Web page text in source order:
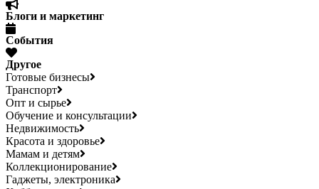
Блоги и маркетинг
События
Другое
Готовые бизнесы
Транспорт
Опт и сырье
Обучение и консультации
Недвижимость
Красота и здоровье
Мамам и детям
Коллекционирование
Гаджеты, электроника